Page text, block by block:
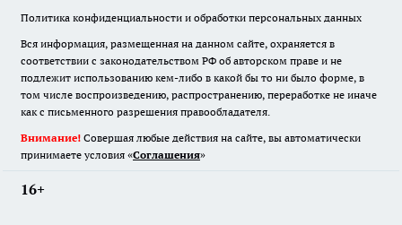
Политика конфиденциальности и обработки персональных данных
Вся информация, размещенная на данном сайте, охраняется в
соответствии с законодательством РФ об авторском праве и не
подлежит использованию кем-либо в какой бы то ни было форме, в
том числе воспроизведению, распространению, переработке не иначе
как с письменного разрешения правообладателя.
Внимание! Совершая любые действия на сайте, вы автоматически
принимаете условия «Cоглашения»
16+